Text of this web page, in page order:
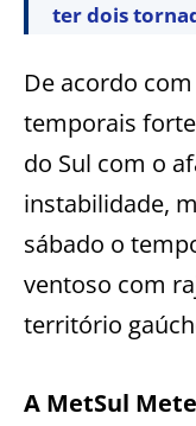
ter dois
De acordo
temporais
do Sul com o
instabilidade,
sábado o
ventoso com
território
A MetSul